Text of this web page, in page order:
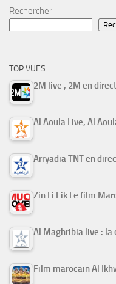
Rechercher
TOP VUES
2M live , 2M en
Al Aoula Live, Al
Arryadia TNT en
Al Maghribia live :